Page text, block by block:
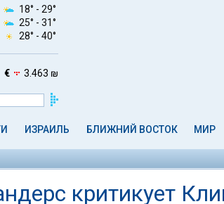
18° - 29°
25° - 31°
28° - 40°
€ 3.463 ₪
ИЗРАИЛЬ БЛИЖНИЙ ВОСТОК МИР
критикует